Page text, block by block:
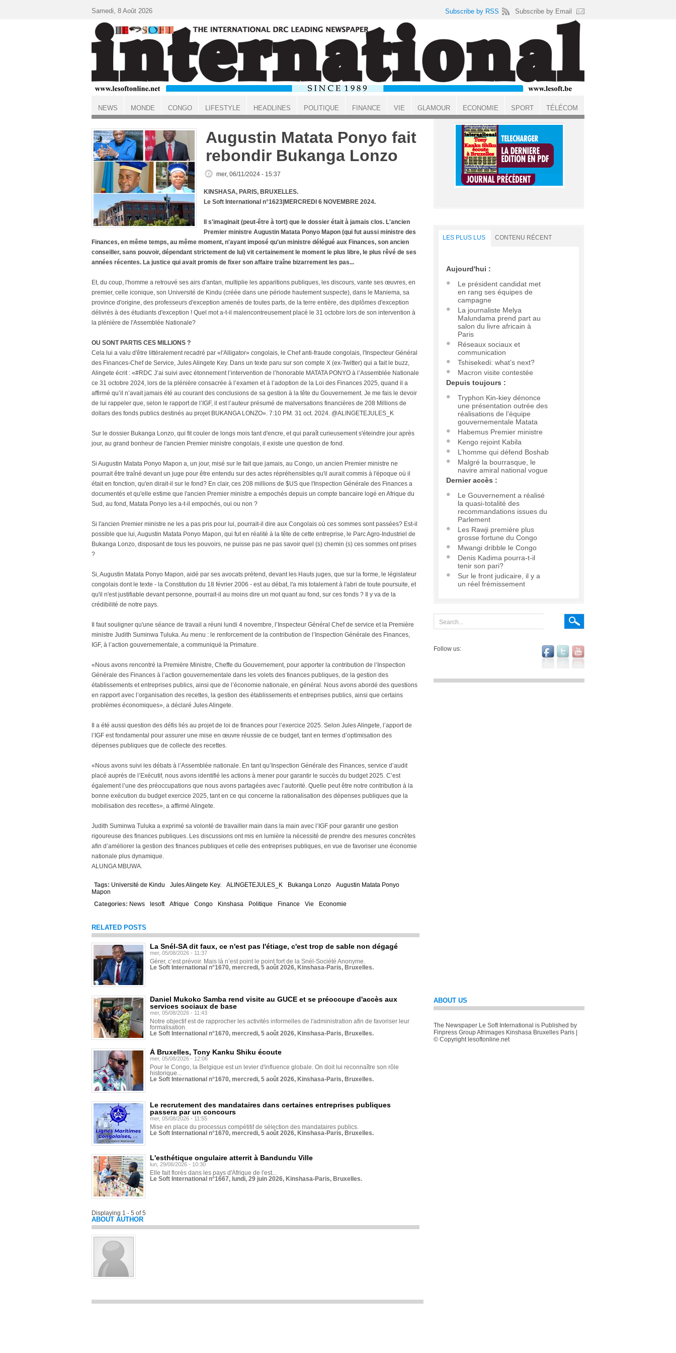
ACCUEIL
Augustin Matata Ponyo fait
rebondir Bukanga Lonzo
mer, 06/11/2024 - 15:37
KINSHASA, PARIS, BRUXELLES.
Le Soft International n°1623|MERCREDI 6 NOVEMBRE 2024.
Il s'imaginait (peut-être à tort) que le dossier était à jamais clos. L'ancien
Premier ministre Augustin Matata Ponyo Mapon (qui fut aussi ministre des
Finances, en même temps, au même moment, n'ayant imposé qu'un ministre délégué aux Finances, son ancien
conseiller, sans pouvoir, dépendant strictement de lui) vit certainement le moment le plus libre, le plus rêvé de ses
années récentes. La justice qui avait promis de fixer son affaire traîne bizarrement les pas...
Et, du coup, l'homme a retrouvé ses airs d'antan, multiplie les apparitions publiques, les discours, vante ses œuvres, en
premier, celle iconique, son Université de Kindu (créée dans une période hautement suspecte), dans le Maniema, sa
province d'origine, des professeurs d'exception amenés de toutes parts, de la terre entière, des diplômes d'exception
délivrés à des étudiants d'exception ! Quel mot a-t-il malencontreusement placé le 31 octobre lors de son intervention à
la plénière de l'Assemblée Nationale?
OU SONT PARTIS CES MILLIONS ?
Cela lui a valu d'être littéralement recadré par «l'Alligator» congolais, le Chef anti-fraude congolais, l'Inspecteur Général
des Finances-Chef de Service, Jules Alingete Key. Dans un texte paru sur son compte X (ex-Twitter) qui a fait le buzz,
Alingete écrit : «#RDC J’ai suivi avec étonnement l’intervention de l’honorable MATATA PONYO à l’Assemblée Nationale
ce 31 octobre 2024, lors de la plénière consacrée à l’examen et à l’adoption de la Loi des Finances 2025, quand il a
affirmé qu’il n’avait jamais été au courant des conclusions de sa gestion à la tête du Gouvernement. Je me fais le devoir
de lui rappeler que, selon le rapport de l’IGF, il est l’auteur présumé de malversations financières de 208 Millions de
dollars des fonds publics destinés au projet BUKANGA LONZO». 7:10 PM. 31 oct. 2024. @ALINGETEJULES_K
Sur le dossier Bukanga Lonzo, qui fit couler de longs mois tant d'encre, et qui paraît curieusement s'éteindre jour après
jour, au grand bonheur de l'ancien Premier ministre congolais, il existe une question de fond.
Si Augustin Matata Ponyo Mapon a, un jour, misé sur le fait que jamais, au Congo, un ancien Premier ministre ne
pourrait être traîné devant un juge pour être entendu sur des actes répréhensibles qu'il aurait commis à l'époque où il
était en fonction, qu'en dirait-il sur le fond? En clair, ces 208 millions de $US que l'Inspection Générale des Finances a
documentés et qu'elle estime que l'ancien Premier ministre a empochés depuis un compte bancaire logé en Afrique du
Sud, au fond, Matata Ponyo les a-t-il empochés, oui ou non ?
Si l'ancien Premier ministre ne les a pas pris pour lui, pourrait-il dire aux Congolais où ces sommes sont passées? Est-il
possible que lui, Augustin Matata Ponyo Mapon, qui fut en réalité à la tête de cette entreprise, le Parc Agro-Industriel de
Bukanga Lonzo, disposant de tous les pouvoirs, ne puisse pas ne pas savoir quel (s) chemin (s) ces sommes ont prises
?
Si, Augustin Matata Ponyo Mapon, aidé par ses avocats prétend, devant les Hauts juges, que sur la forme, le législateur
congolais dont le texte - la Constitution du 18 février 2006 - est au débat, l'a mis totalement à l'abri de toute poursuite, et
qu'il n'est justifiable devant personne, pourrait-il au moins dire un mot quant au fond, sur ces fonds ? Il y va de la
crédibilité de notre pays.
Il faut souligner qu'une séance de travail a réuni lundi 4 novembre, l’Inspecteur Général Chef de service et la Première
ministre Judith Suminwa Tuluka. Au menu : le renforcement de la contribution de l’Inspection Générale des Finances,
IGF, à l’action gouvernementale, a communiqué la Primature.
«Nous avons rencontré la Première Ministre, Cheffe du Gouvernement, pour apporter la contribution de l’Inspection
Générale des Finances à l’action gouvernementale dans les volets des finances publiques, de la gestion des
établissements et entreprises publics, ainsi que de l’économie nationale, en général. Nous avons abordé des questions
en rapport avec l’organisation des recettes, la gestion des établissements et entreprises publics, ainsi que certains
problèmes économiques», a déclaré Jules Alingete.
Il a été aussi question des défis liés au projet de loi de finances pour l’exercice 2025. Selon Jules Alingete, l’apport de
l’IGF est fondamental pour assurer une mise en œuvre réussie de ce budget, tant en termes d’optimisation des
dépenses publiques que de collecte des recettes.
«Nous avons suivi les débats à l’Assemblée nationale. En tant qu’Inspection Générale des Finances, service d’audit
placé auprès de l’Exécutif, nous avons identifié les actions à mener pour garantir le succès du budget 2025. C’est
également l’une des préoccupations que nous avons partagées avec l’autorité. Quelle peut être notre contribution à la
bonne exécution du budget exercice 2025, tant en ce qui concerne la rationalisation des dépenses publiques que la
mobilisation des recettes», a affirmé Alingete.
Judith Suminwa Tuluka a exprimé sa volonté de travailler main dans la main avec l’IGF pour garantir une gestion
rigoureuse des finances publiques. Les discussions ont mis en lumière la nécessité de prendre des mesures concrètes
afin d’améliorer la gestion des finances publiques et celle des entreprises publiques, en vue de favoriser une économie
nationale plus dynamique.
ALUNGA MBUWA.
Tags: Université de Kindu Jules Alingete Key. ALINGETEJULES_K Bukanga Lonzo
Augustin Matata Ponyo
Mapon
Categories: News lesoft Afrique Congo Kinshasa Politique Finance Vie Economie
RELATED POSTS
La Snél-SA dit faux, ce n'est pas l'étiage, c'est trop de sable non dégagé
mer, 05/08/2026 - 11:37
Gérer, c’est prévoir. Mais là n’est point le point fort de la Snél-Société Anonyme.
Le Soft International n°1670, mercredi, 5 août 2026, Kinshasa-Paris, Bruxelles.
Daniel Mukoko Samba rend visite au GUCE et se préoccupe d'accès aux
services sociaux de base
mer, 05/08/2026 - 11:43
Notre objectif est de rapprocher les activités informelles de l'administration afin de favoriser leur
formalisation.
Le Soft International n°1670, mercredi, 5 août 2026, Kinshasa-Paris, Bruxelles.
À Bruxelles, Tony Kanku Shiku écoute
mer, 05/08/2026 - 12:06
Pour le Congo, la Belgique est un levier d'influence globale. On doit lui reconnaître son rôle
historique...
Le Soft International n°1670, mercredi, 5 août 2026, Kinshasa-Paris, Bruxelles.
Le recrutement des mandataires dans certaines entreprises publiques
passera par un concours
mer, 05/08/2026 - 11:55
Mise en place du processus compétitif de sélection des mandataires publics.
Le Soft International n°1670, mercredi, 5 août 2026, Kinshasa-Paris, Bruxelles.
L'esthétique ongulaire atterrit à Bandundu Ville
lun, 29/06/2026 - 10:30
Elle fait florès dans les pays d'Afrique de l'est...
Le Soft International n°1667, lundi, 29 juin 2026, Kinshasa-Paris, Bruxelles.
Displaying 1 - 5 of 5
ABOUT AUTHOR
LES PLUS LUS CONTENU RÉCENT
Aujourd'hui :
Le président candidat met
en rang ses équipes de
campagne
La journaliste Melya
Malundama prend part au
salon du livre africain à
Paris
Réseaux sociaux et
communication
Tshisekedi: what’s next?
Macron visite contestée
Depuis toujours :
Tryphon Kin-kiey dénonce
une présentation outrée des
réalisations de l’équipe
gouvernementale Matata
Habemus Premier ministre
Kengo rejoint Kabila
L’homme qui défend Boshab
Malgré la bourrasque, le
navire amiral national vogue
Dernier accès :
Le Gouvernement a réalisé
la quasi-totalité des
recommandations issues du
Parlement
Les Rawji première plus
grosse fortune du Congo
Mwangi dribble le Congo
Denis Kadima pourra-t-il
tenir son pari?
Sur le front judicaire, il y a
un réel frémissement
Follow us:
ABOUT US
The Newspaper Le Soft International is Published by
Finpress Group Afrimages Kinshasa Bruxelles Paris |
© Copyright lesoftonline.net
Samedi, 8 Août 2026 Subscribe by RSS Subscribe by Email
NEWS MONDE CONGO LIFESTYLE HEADLINES POLITIQUE FINANCE VIE GLAMOUR ECONOMIE SPORT TÉLÉCOM